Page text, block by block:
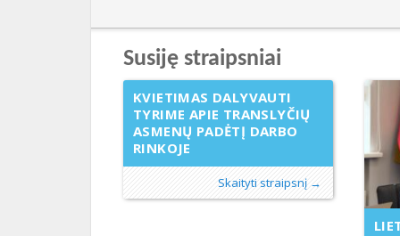
Susiję straipsniai
KVIETIMAS DALYVAUTI
TYRIME APIE TRANSLYČIŲ
ASMENŲ PADĖTĮ DARBO
RINKOJE
Skaityti straipsnį →